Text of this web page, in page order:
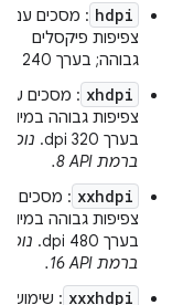
hdpi : מסכים עם
צפיפות פיקסלים
גבוהה; בערך 240 dpi.
xhdpi : מסכים עם
צפיפות גבוהה
בערך 320 dpi.
נוסף
ברמת API‏ 8.
xxhdpi : מסכים
צפיפות גבוהה
בערך 480 dpi.
נוסף
ברמת API‏ 16.
xxxhdpi : שימוש